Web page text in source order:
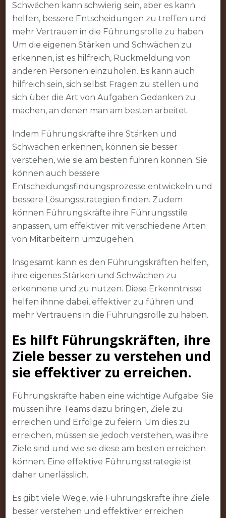
Schwächen kann schwierig sein, aber es kann
helfen, bessere Entscheidungen zu treffen und
mehr Vertrauen in die Führungsrolle zu haben.
Um die eigenen Stärken und Schwächen zu
erkennen, ist es hilfreich, Rückmeldung von
anderen Personen einzuholen. Es kann auch
hilfreich sein, sich selbst Fragen zu stellen und
sich über die Art von Aufgaben Gedanken zu
machen, an denen man am besten arbeitet.
Indem Führungskräfte ihre Stärken und
Schwächen erkennen, können sie besser
verstehen, wie sie am besten führen können. Sie
können auch bessere
Entscheidungsfindungsprozesse entwickeln und
bessere Lösungsstrategien finden. Zudem
können Führungskräfte ihre Führungsstile
anpassen, um effektiver mit verschiedene Arten
von Mitarbeitern umzugehen.
Insgesamt kann es den Führungskräften helfen,
ihre eigenes Stärken und Schwächen zu
erkennene und zu nutzen. Diese Erkenntnisse
helfen ihnne dabei, effektiver zu führen und
mehr Vertrauens in die Führungsrolle zu haben.
Es hilft Führungskräften, ihre
Ziele besser zu verstehen und
sie effektiver zu erreichen.
Führungskräfte haben eine wichtige Aufgabe: Sie
müssen ihre Teams dazu bringen, Ziele zu
erreichen und Erfolge zu feiern. Um dies zu
erreichen, müssen sie jedoch verstehen, was ihre
Ziele sind und wie sie diese am besten erreichen
können. Eine effektive Führungsstrategie ist
daher unerlässlich.
Es gibt viele Wege, wie Führungskräfte ihre Ziele
besser verstehen und effektiver erreichen